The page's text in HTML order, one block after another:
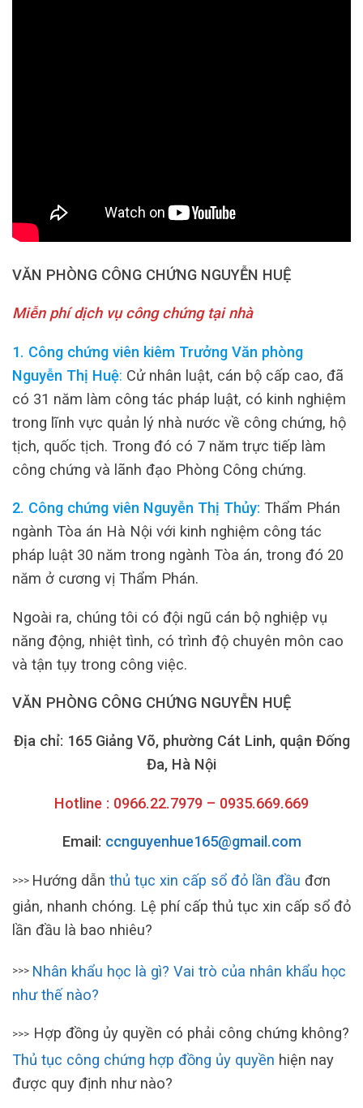
VĂN PHÒNG CÔNG CHỨNG NGUYỄN HUỆ
Miễn phí dịch vụ công chứng tại nhà
1. Công chứng viên kiêm Trưởng Văn phòng
Nguyễn Thị Huệ: Cử nhân luật, cán bộ cấp cao, đã
có 31 năm làm công tác pháp luật, có kinh nghiệm
trong lĩnh vực quản lý nhà nước về công chứng, hộ
tịch, quốc tịch. Trong đó có 7 năm trực tiếp làm
công chứng và lãnh đạo Phòng Công chứng.
2. Công chứng viên Nguyễn Thị Thủy: Thẩm Phán
ngành Tòa án Hà Nội với kinh nghiệm công tác
pháp luật 30 năm trong ngành Tòa án, trong đó 20
năm ở cương vị Thẩm Phán.
Ngoài ra, chúng tôi có đội ngũ cán bộ nghiệp vụ
năng động, nhiệt tình, có trình độ chuyên môn cao
và tận tụy trong công việc.
VĂN PHÒNG CÔNG CHỨNG NGUYỄN HUỆ
Địa chỉ: 165 Giảng Võ, phường Cát Linh, quận Đống
Đa, Hà Nội
Hotline : 0966.22.7979 – 0935.669.669
Email: ccnguyenhue165@gmail.com
>>> Hướng dẫn thủ tục xin cấp sổ đỏ lần đầu đơn
giản, nhanh chóng. Lệ phí cấp thủ tục xin cấp sổ đỏ
lần đầu là bao nhiêu?
>>> Nhân khẩu học là gì? Vai trò của nhân khẩu học
như thế nào?
>>> Hợp đồng ủy quyền có phải công chứng không?
Thủ tục công chứng hợp đồng ủy quyền hiện nay
được quy định như nào?